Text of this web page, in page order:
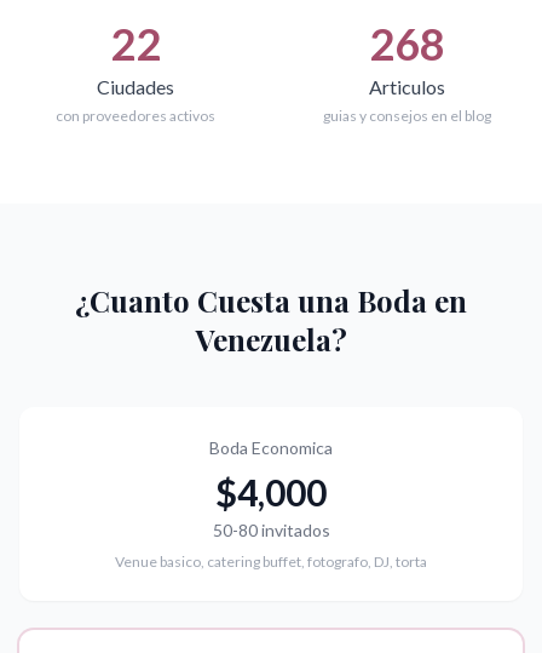
22
Ciudades
con proveedores activos
268
Articulos
guias y consejos en el blog
¿Cuanto Cuesta una Boda en
Venezuela?
Boda Economica
$4,000
50-80 invitados
Venue basico, catering buffet, fotografo, DJ, torta